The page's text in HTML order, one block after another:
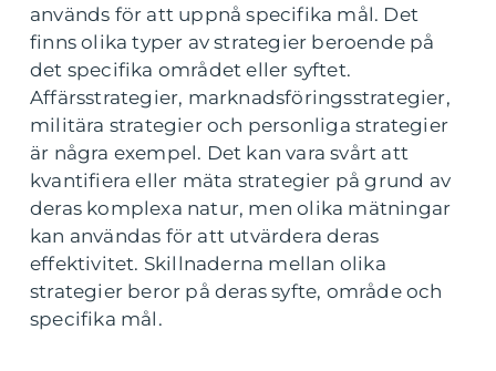
används för att uppnå specifika mål. Det
finns olika typer av strategier beroende på
det specifika området eller syftet.
Affärsstrategier, marknadsföringsstrategier,
militära strategier och personliga strategier
är några exempel. Det kan vara svårt att
kvantifiera eller mäta strategier på grund av
deras komplexa natur, men olika mätningar
kan användas för att utvärdera deras
effektivitet. Skillnaderna mellan olika
strategier beror på deras syfte, område och
specifika mål.